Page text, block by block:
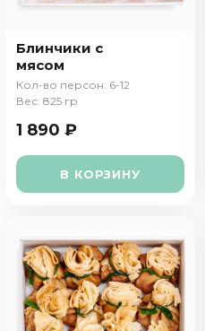
Блинчики с
мясом
Кол-во персон: 6-12
Вес: 825 гр
1 890 ₽
В КОРЗИНУ